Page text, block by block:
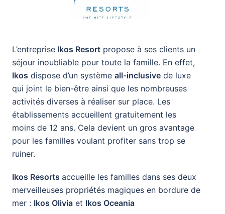
L’entreprise Ikos Resort propose à ses clients un
séjour inoubliable pour toute la famille. En effet,
Ikos dispose d’un systèmeall-inclusive de luxe
qui joint le bien-être ainsi que les nombreuses
activités diverses à réaliser sur place. Les
établissements accueillent gratuitement les
moins de 12 ans. Cela devient un gros avantage
pour les familles voulant profiter sans trop se
ruiner.
Ikos Resortsaccueille les familles dans ses deux
merveilleuses propriétés magiques en bordure de
mer : Ikos Olivia et Ikos Oceania